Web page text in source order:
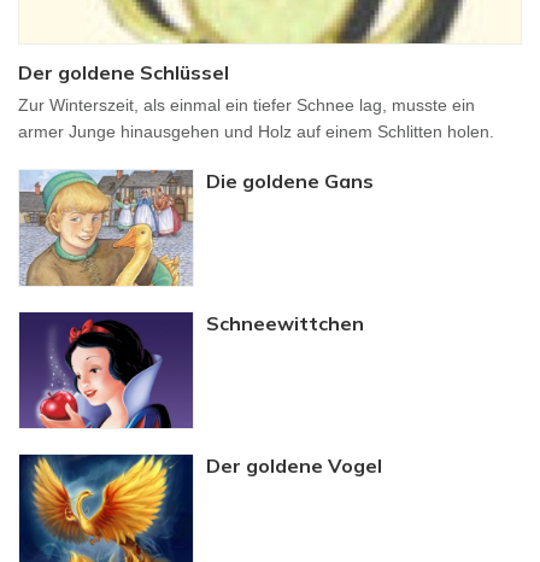
Der goldene Schlüssel
Zur Winterszeit, als einmal ein tiefer Schnee lag, musste ein
armer Junge hinausgehen und Holz auf einem Schlitten holen.
Die goldene Gans
Schneewittchen
Der goldene Vogel